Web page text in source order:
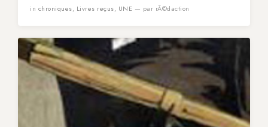
in chroniques, Livres reçus, UNE — par rÃ©daction